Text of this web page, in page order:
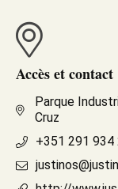
Accès et contact
Parque
Cruz
+351 291 934